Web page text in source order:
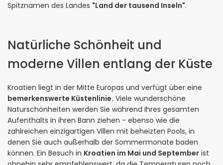
Spitznamen des Landes "Land der tausend Inseln".
Natürliche Schönheit und
moderne Villen entlang der Küste
Kroatien liegt in der Mitte Europas und verfügt über eine
bemerkenswerte Küstenlinie. Viele wunderschöne
Naturschönheiten werden Sie während Ihres gesamten
Aufenthalts in ihren Bann ziehen - ebenso wie die
zahlreichen einzigartigen Villen mit beheizten Pools, in
denen Sie auch außerhalb der Sommermonate baden
können. Ein Besuch in Kroatien im Mai und September ist